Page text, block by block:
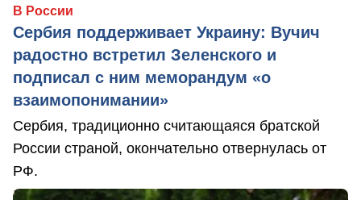
В России
Сербия поддерживает Украину: Вучич
радостно встретил Зеленского и
подписал с ним меморандум «о
взаимопонимании»
Сербия, традиционно считающаяся братской
России страной, окончательно отвернулась от
РФ.